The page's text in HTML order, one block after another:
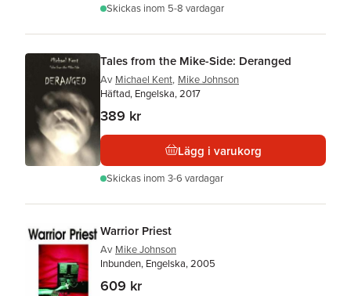
Skickas inom 5-8 vardagar
Tales from the Mike-Side: Deranged
Av Michael Kent, Mike Johnson
Häftad, Engelska, 2017
389 kr
Lägg i varukorg
Skickas inom 3-6 vardagar
Warrior Priest
Av Mike Johnson
Inbunden, Engelska, 2005
609 kr